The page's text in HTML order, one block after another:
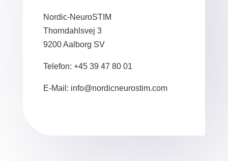
Nordic-NeuroSTIM
Thorndahlsvej 3
9200 Aalborg SV
Telefon: +45 39 47 80 01
E-Mail: info@nordicneurostim.com